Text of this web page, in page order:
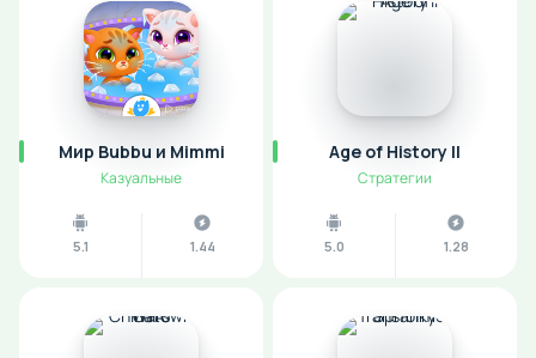
Мир Bubbu и Mimmi
Казуальные
5.1 1.44
Age of History II
Стратегии
5.0 1.28